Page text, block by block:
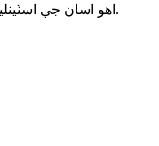
اهو اسان جي اسٽينلیس سٹیل بينڊ ۽ اسان جي اسٽينلیس بينڊنگ اوزارن سان لاڳو ڪيو ويندو آهي.